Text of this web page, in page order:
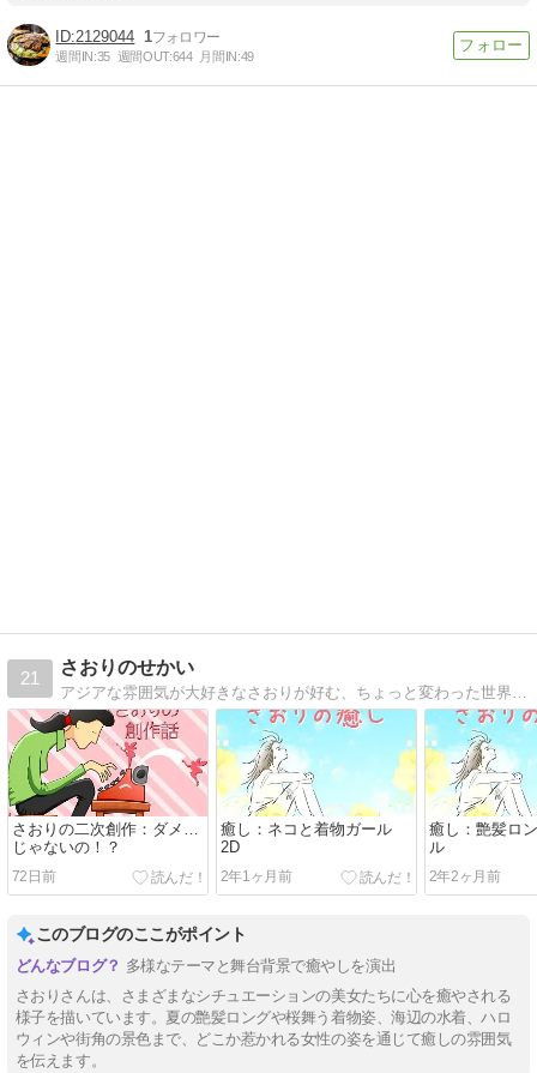
2129044 1
週間IN:35 週間OUT:644 月間IN:49
21
さおりのせかい
アジアな雰囲気が大好きなさおりが好む、ちょっと変わった世界へご案内します。
さおりの二次創作：ダメ…
じゃないの！？
72日前
癒し：ネコと着物ガール
2D
2年1ヶ月前
癒し：艶髪ロ
ル
2年2ヶ月前
このブログのここがポイント
多様なテーマと舞台背景で癒やしを演出
さおりさんは、さまざまなシチュエーションの美女たちに心を癒やされる
様子を描いています。夏の艶髪ロングや桜舞う着物姿、海辺の水着、ハロ
ウィンや街角の景色まで、どこか惹かれる女性の姿を通じて癒しの雰囲気
を伝えます。